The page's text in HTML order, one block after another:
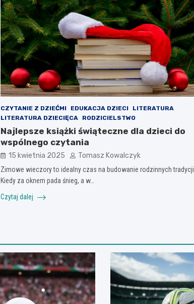
CZYTANIE Z DZIEĆMI EDUKACJA DZIECI
LITERATURA
LITERATURA DZIECIĘCA
RODZICIELSTWO
Najlepsze książki świąteczne dla dzieci do
wspólnego czytania
15 kwietnia 2025 Tomasz Kowalczyk
Zimowe wieczory to idealny czas na budowanie rodzinnych tradycji.
Kiedy za oknem pada śnieg, a w…
Czytaj dalej